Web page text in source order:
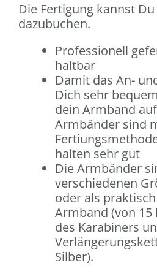
Die Fertigung kannst
dazubuchen.
Professionell
haltbar
Damit das An-
Dich sehr
dein Armband
Armbänder sind
halten sehr gut
Die Armbänder
verschiedenen
oder als
Armband (von 15
des Karabiners
Silber).